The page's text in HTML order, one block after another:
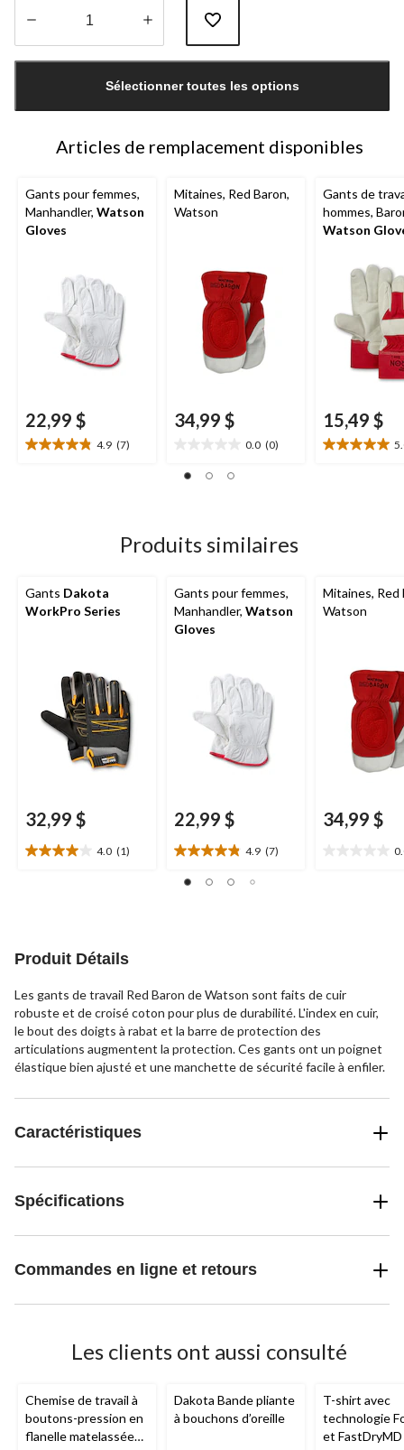
jour
Sélectionner toutes les options
Articles de remplacement disponibles
Gants pour femmes,
Manhandler, Watson
Gloves
22,99 $
4.9 (7)
4.9
Mitaines, Red Baron,
Watson
34,99 $
0.0 (0)
étoile(s)
Gants de
hommes,
Watson
15,49 $
5.0
Produits similaires
Gants Dakota
WorkPro Series
32,99 $
4.0 (1)
4.0
Gants pour femmes,
Manhandler, Watson
Gloves
22,99 $
4.9 (7)
4.9
étoile(s)
Mitaines, Red
Watson
34,99 $
Produit Détails
Les gants de travail Red Baron de Watson sont faits de cuir
robuste et de croisé coton pour plus de durabilité. L'index en cuir,
le bout des doigts à rabat et la barre de protection des
articulations augmentent la protection. Ces gants ont un poignet
élastique bien ajusté et une manchette de sécurité facile à enfiler.
Caractéristiques
Spécifications
Commandes en ligne et retours
Les clients ont aussi consulté
Chemise de travail à
boutons-pression en
flanelle matelassée
Dakota Bande pliante
à bouchons d’oreille
T-shirt avec
technologie
et